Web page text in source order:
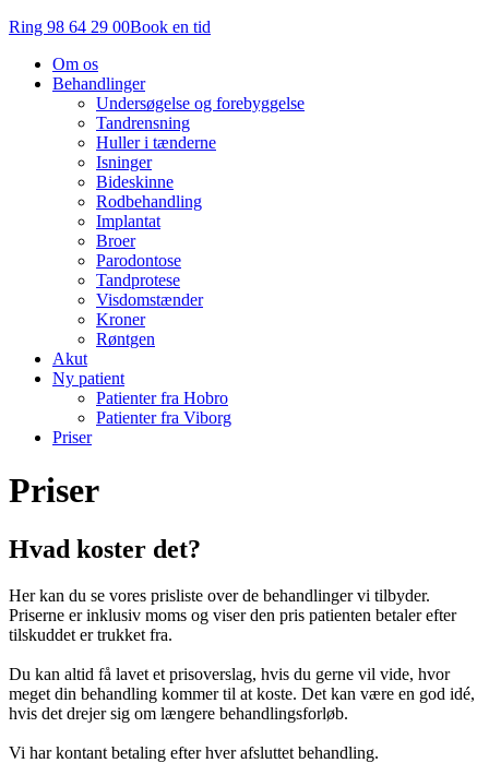
Ring 98 64 29 00Book en tid
Om os
Behandlinger
Undersøgelse og forebyggelse
Tandrensning
Huller i tænderne
Isninger
Bideskinne
Rodbehandling
Implantat
Broer
Parodontose
Tandprotese
Visdomstænder
Kroner
Røntgen
Akut
Ny patient
Patienter fra Hobro
Patienter fra Viborg
Priser
Priser
Hvad koster det?
Her kan du se vores prisliste over de behandlinger vi tilbyder.
Priserne er inklusiv moms og viser den pris patienten betaler efter
tilskuddet er trukket fra.
Du kan altid få lavet et prisoverslag, hvis du gerne vil vide, hvor
meget din behandling kommer til at koste. Det kan være en god idé,
hvis det drejer sig om længere behandlingsforløb.
Vi har kontant betaling efter hver afsluttet behandling.